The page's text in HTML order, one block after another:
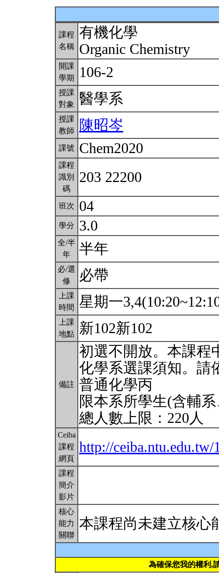
課程
名稱
有機化學
Organic Chemistry
開課
學期
106-2
授課
對象
醫學系
授課
教師
陳昭岑
課號 Chem2020
課程
識別
碼
203 22200
班次 04
學分 3.0
全/半
年
半年
必/選
修
必帶
上課
時間
星期一
上課
地點
新102新102
備註
初選不開放。本課程
化學系選課須知。請
普通化學丙
限本系所學生(含輔
總人數上限：220人
Ceiba
課程
網頁
http://ceiba.ntu.edu.tw/
課程
簡介
影片
核心
能力
關聯
本課程尚未建立核心
為確保您我的權利,